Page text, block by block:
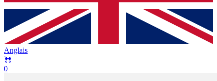
Anglais
0